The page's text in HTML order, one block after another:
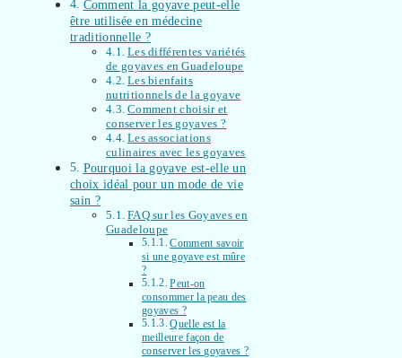
Comment la goyave peut-elle
être utilisée en médecine
traditionnelle ?
Les différentes variétés
de goyaves en Guadeloupe
Les bienfaits
nutritionnels de la goyave
Comment choisir et
conserver les goyaves ?
Les associations
culinaires avec les goyaves
Pourquoi la goyave est-elle un
choix idéal pour un mode de vie
sain ?
FAQ sur les Goyaves en
Guadeloupe
Comment savoir
si une goyave est mûre
?
Peut-on
consommer la peau des
goyaves ?
Quelle est la
meilleure façon de
conserver les goyaves ?